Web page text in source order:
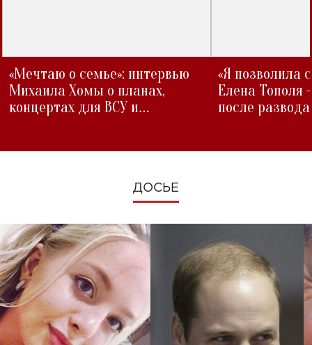
«Мечтаю о семье»: интервью
Михаила Хомы о планах,
концертах для ВСУ и
«Я позволила
Елена Тополя
после развода
ДОСЬЕ